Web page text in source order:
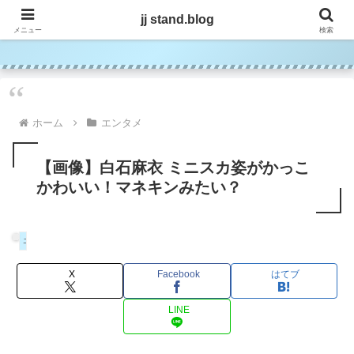
jj stand.blog
ホーム エンタメ
【画像】白石麻衣 ミニスカ姿がかっこ
かわいい！マネキンみたい？
エンタメ
X Facebook はてブ
LINE
メニュー
jj stand.blog
検索